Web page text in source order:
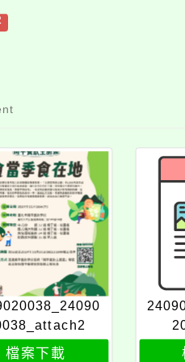
檔案下載